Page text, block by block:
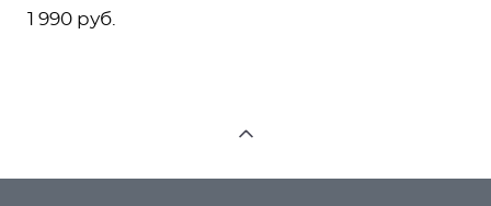
1 990 pуб.